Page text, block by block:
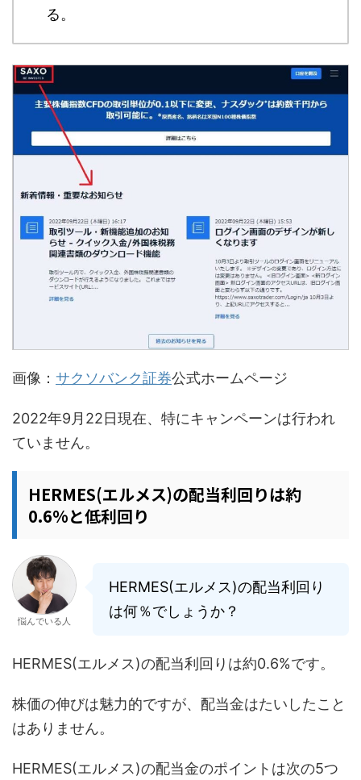
る。
画像： サクソバンク証券公式ホームページ
2022年9月22日現在、特にキャンペーンは行われ
ていません。
HERMES(エルメス)の配当利回りは約
0.6%と低利回り
悩んでいる人
HERMES(エルメス)の配当利回り
は何％でしょうか？
HERMES(エルメス)の配当利回りは約0.6%です。
株価の伸びは魅力的ですが、配当金はたいしたこと
はありません。
HERMES(エルメス)の配当金のポイントは次の5つ